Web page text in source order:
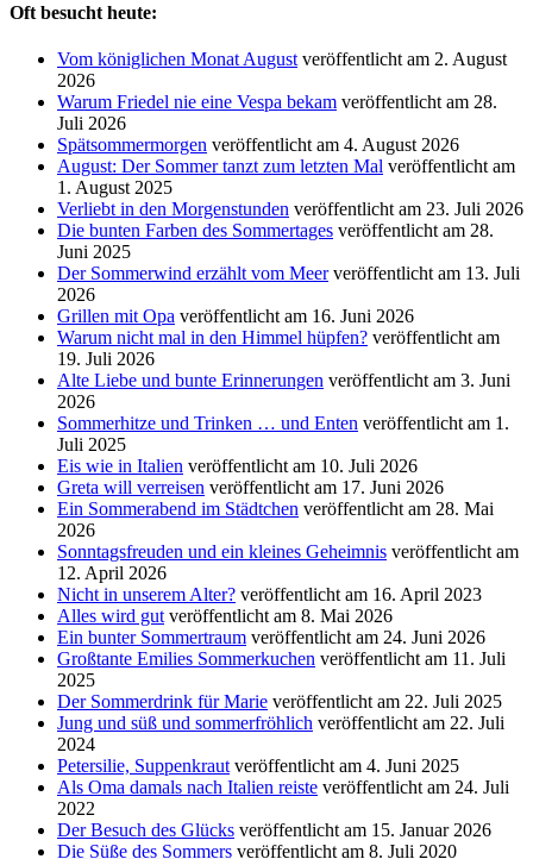
Oft besucht heute:
Vom königlichen Monat August veröffentlicht am 2. August
2026
Warum Friedel nie eine Vespa bekam veröffentlicht am 28.
Juli 2026
Spätsommermorgen veröffentlicht am 4. August 2026
August: Der Sommer tanzt zum letzten Mal veröffentlicht am
1. August 2025
Verliebt in den Morgenstunden veröffentlicht am 23. Juli 2026
Die bunten Farben des Sommertages veröffentlicht am 28.
Juni 2025
Der Sommerwind erzählt vom Meer veröffentlicht am 13. Juli
2026
Grillen mit Opa veröffentlicht am 16. Juni 2026
Warum nicht mal in den Himmel hüpfen? veröffentlicht am
19. Juli 2026
Alte Liebe und bunte Erinnerungen veröffentlicht am 3. Juni
2026
Sommerhitze und Trinken … und Enten veröffentlicht am 1.
Juli 2025
Eis wie in Italien veröffentlicht am 10. Juli 2026
Greta will verreisen veröffentlicht am 17. Juni 2026
Ein Sommerabend im Städtchen veröffentlicht am 28. Mai
2026
Sonntagsfreuden und ein kleines Geheimnis veröffentlicht am
12. April 2026
Nicht in unserem Alter? veröffentlicht am 16. April 2023
Alles wird gut veröffentlicht am 8. Mai 2026
Ein bunter Sommertraum veröffentlicht am 24. Juni 2026
Großtante Emilies Sommerkuchen veröffentlicht am 11. Juli
2025
Der Sommerdrink für Marie veröffentlicht am 22. Juli 2025
Jung und süß und sommerfröhlich veröffentlicht am 22. Juli
2024
Petersilie, Suppenkraut veröffentlicht am 4. Juni 2025
Als Oma damals nach Italien reiste veröffentlicht am 24. Juli
2022
Der Besuch des Glücks veröffentlicht am 15. Januar 2026
Die Süße des Sommers veröffentlicht am 8. Juli 2020